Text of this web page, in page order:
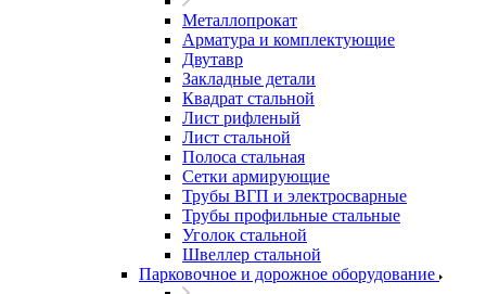
Металлопрокат
Арматура и комплектующие
Двутавр
Закладные детали
Квадрат стальной
Лист рифленый
Лист стальной
Полоса стальная
Сетки армирующие
Трубы ВГП и электросварные
Трубы профильные стальные
Уголок стальной
Швеллер стальной
Парковочное и дорожное оборудование